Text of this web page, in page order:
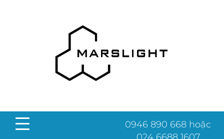
0946 890 668 hoặc